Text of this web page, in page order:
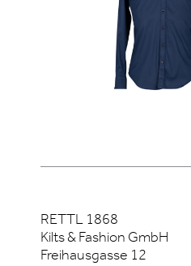
RETTL 1868
Kilts & Fashion GmbH
Freihausgasse 12